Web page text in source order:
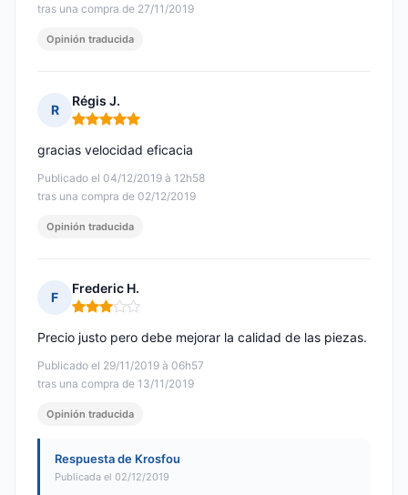
tras una compra de 27/11/2019
Opinión traducida
R
Régis J.
Nota: 5 de 5
Publicado el 04/12/2019 à 12h58
tras una compra de 02/12/2019
gracias velocidad eficacia
Opinión traducida
F
Frederic H.
Nota: 3 de 5
Publicado el 29/11/2019 à 06h57
tras una compra de 13/11/2019
Precio justo pero debe mejorar la calidad de las piezas.
Opinión traducida
Respuesta de Krosfou
Publicada el 02/12/2019